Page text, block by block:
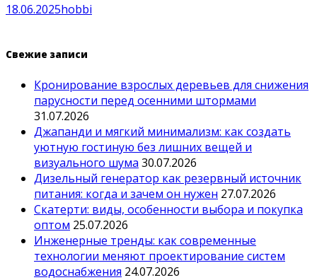
18.06.2025hobbi
Свежие записи
Кронирование взрослых деревьев для снижения
парусности перед осенними штормами
31.07.2026
Джапанди и мягкий минимализм: как создать
уютную гостиную без лишних вещей и
визуального шума 30.07.2026
Дизельный генератор как резервный источник
питания: когда и зачем он нужен 27.07.2026
Скатерти: виды, особенности выбора и покупка
оптом 25.07.2026
Инженерные тренды: как современные
технологии меняют проектирование систем
водоснабжения 24.07.2026